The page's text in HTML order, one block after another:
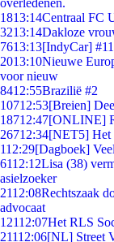
overledenen.
1813:14Centraal FC
3213:14Dakloze
7613:13[IndyCar]
2013:10Nieuwe
voor nieuw
8412:55Brazilië #2
10712:53[Breien]
18712:47[ONLINE]
26712:34[NET5] Het
112:29[Dagboek]
6112:12Lisa (38)
asielzoeker
2112:08Rechtszaak
advocaat
12112:07Het RLS
21112:06[NL] Street